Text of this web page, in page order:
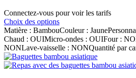
Connectez-vous pour voir les tarifs
Choix des options
Matière : BambouCouleur :
Chaud : OUIMicro-ondes : OUIFour :
NONLave-vaisselle : NONQuantité par